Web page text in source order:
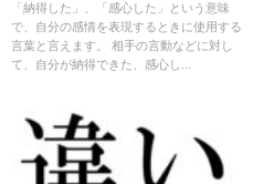
「納得した」、「感心した」という意味
で、自分の感情を表現するときに使用する
言葉と言えます。 相手の言動などに対し
て、自分が納得できた、感心し...